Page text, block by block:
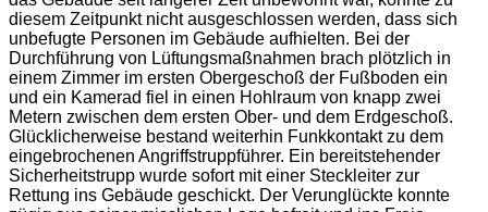
diesem Zeitpunkt nicht ausgeschlossen werden, dass sich
unbefugte Personen im Gebäude aufhielten. Bei der
Durchführung von Lüftungsmaßnahmen brach plötzlich in
einem Zimmer im ersten Obergeschoß der Fußboden ein
und ein Kamerad fiel in einen Hohlraum von knapp zwei
Metern zwischen dem ersten Ober- und dem Erdgeschoß.
Glücklicherweise bestand weiterhin Funkkontakt zu dem
eingebrochenen Angriffstruppführer. Ein bereitstehender
Sicherheitstrupp wurde sofort mit einer Steckleiter zur
Rettung ins Gebäude geschickt. Der Verunglückte konnte